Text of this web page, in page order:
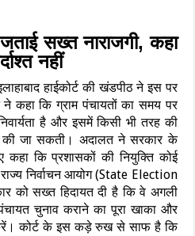
जताई सख्त नाराजगी, कहा
नहीं
हाईकोर्ट की खंडपीठ ने इस पर
ने कहा कि ग्राम पंचायतों का समय पर
है और इसमें किसी भी तरह की
की जा सकती। अदालत ने सरकार के
कि प्रशासकों की नियुक्ति कोई
निर्वाचन आयोग (State Election
को सख्त हिदायत दी है कि वे अगली
चुनाव कराने का पूरा खाका और
कोर्ट के इस कड़े रुख से साफ है कि